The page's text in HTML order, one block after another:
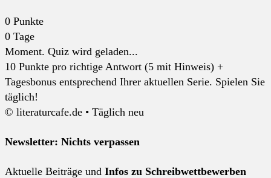
0 Punkte
0 Tage
Moment. Quiz wird geladen...
10 Punkte pro richtige Antwort (5 mit Hinweis) +
Tagesbonus entsprechend Ihrer aktuellen Serie. Spielen Sie
täglich!
© literaturcafe.de • Täglich neu
Newsletter: Nichts verpassen
Aktuelle Beiträge und Infos zu Schreibwettbewerben